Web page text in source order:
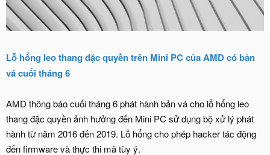
Lỗ hổng leo thang đặc quyền trên Mini PC của AMD có bản
vá cuối tháng 6
AMD thông báo cuối tháng 6 phát hành bản vá cho lỗ hổng leo
thang đặc quyền ảnh hưởng đến Mini PC sử dụng bộ xử lý phát
hành từ năm 2016 đến 2019. Lỗ hổng cho phép hacker tác động
đến firmware và thực thi mã tùy ý.